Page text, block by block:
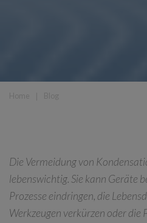
Die Vermeidung von
lebenswichtig. Sie kann Geräte
Prozesse eindringen, die
Werkzeugen verkürzen oder